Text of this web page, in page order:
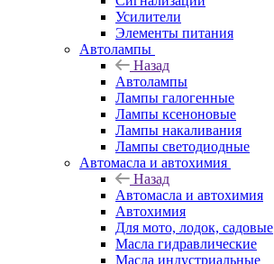
Усилители
Элементы питания
Автолампы
Назад
Автолампы
Лампы галогенные
Лампы ксеноновые
Лампы накаливания
Лампы светодиодные
Автомасла и автохимия
Назад
Автомасла и автохимия
Автохимия
Для мото, лодок, садовые
Масла гидравлические
Масла индустриальные